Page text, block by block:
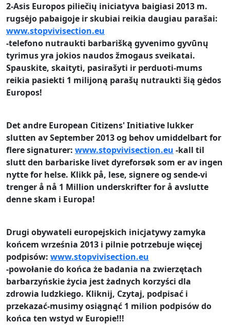
2-Asis Europos piliečių iniciatyva baigiasi 2013 m.
rugsėjo pabaigoje ir skubiai reikia daugiau parašai:
www.stopvivisection.eu
-telefono nutraukti barbarišką gyvenimo gyvūnų
tyrimus yra jokios naudos žmogaus sveikatai.
Spauskite, skaityti, pasirašyti ir perduoti-mums
reikia pasiekti 1 milijoną parašų nutraukti šią gėdos
Europos!
Det andre European Citizens' Initiative lukker
slutten av September 2013og behov umiddelbart for
flere signaturer: www.stopvivisection.eu -kall til
slutt den barbariske livet dyreforsøk som er av ingen
nytte for helse. Klikk på, lese, signere og sende-vi
trenger å nå 1 Million underskrifter for å avslutte
denne skam i Europa!
Drugi obywateli europejskich inicjatywy zamyka
końcem września 2013 i pilnie potrzebuje więcej
podpisów: www.stopvivisection.eu
-powołanie do końca że badania na zwierzętach
barbarzyńskie życia jest żadnych korzyści dla
zdrowia ludzkiego. Kliknij, Czytaj, podpisać i
przekazać-musimy osiągnąć 1 milion podpisów do
końca ten wstyd w Europie!!!